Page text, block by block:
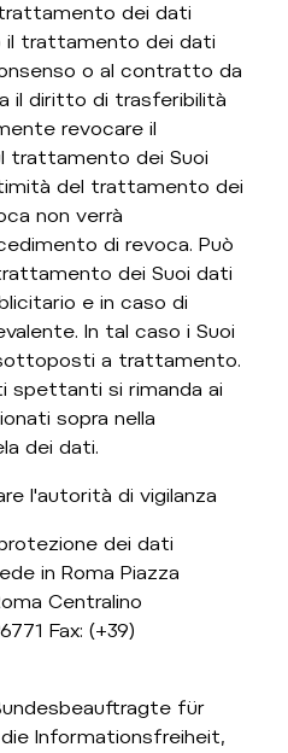
dei dati
il trattamento dei dati
o al contratto da
il diritto di trasferibilità
revocare il
trattamento dei Suoi
del trattamento dei
non verrà
di revoca. Può
dei Suoi dati
e in caso di
In tal caso i Suoi
a trattamento.
spettanti si rimanda ai
sopra nella
dei dati.
l'autorità di vigilanza
dei dati
in Roma Piazza
Centralino
Fax: (+39)
für
Informationsfreiheit,